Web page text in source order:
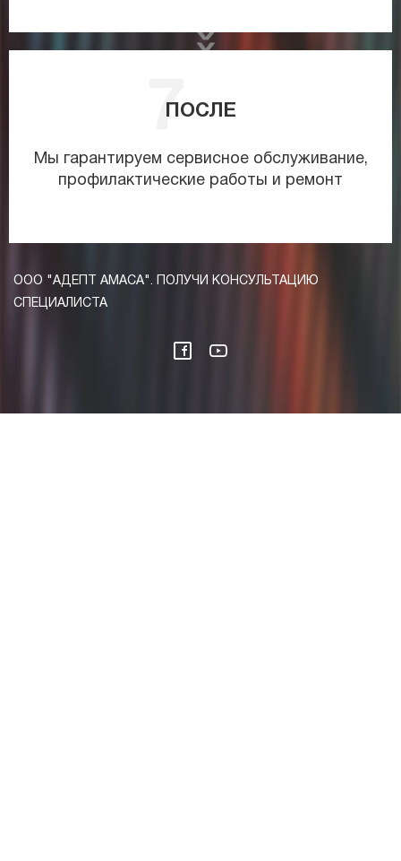
ПОСЛЕ
Мы гарантируем сервисное обслуживание,
профилактические работы и ремонт
ООО "АДЕПТ АМАСА". ПОЛУЧИ КОНСУЛЬТАЦИЮ
СПЕЦИАЛИСТА